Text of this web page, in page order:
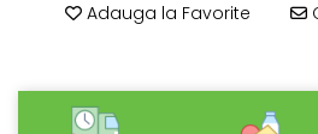
SUPLIMENTE DETOXIFIERE
COLON
Adauga la Favorite